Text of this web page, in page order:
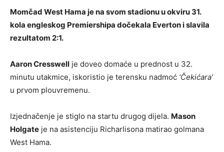
Momčad West Hama je na svom stadionu u okviru 31.
kola engleskog Premiershipa dočekala Everton i slavila
rezultatom 2:1.
Aaron Cresswell je doveo domaće u prednost u 32.
minutu utakmice, iskoristio je terensku nadmoć ‘Čekićara’
u prvom plouvremenu.
Izjednačenje je stiglo na startu drugog dijela. Mason
Holgate je na asistenciju Richarlisona matirao golmana
West Hama.